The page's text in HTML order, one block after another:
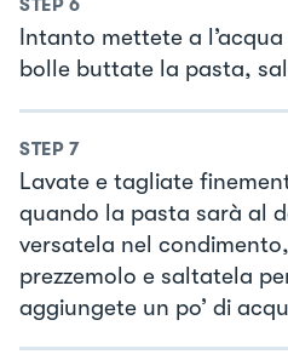
STEP 6
Intanto mettete a
bolle buttate la pasta,
STEP 7
Lavate e tagliate
quando la pasta sarà al
versatela nel
prezzemolo e saltatela
aggiungete un po’ di